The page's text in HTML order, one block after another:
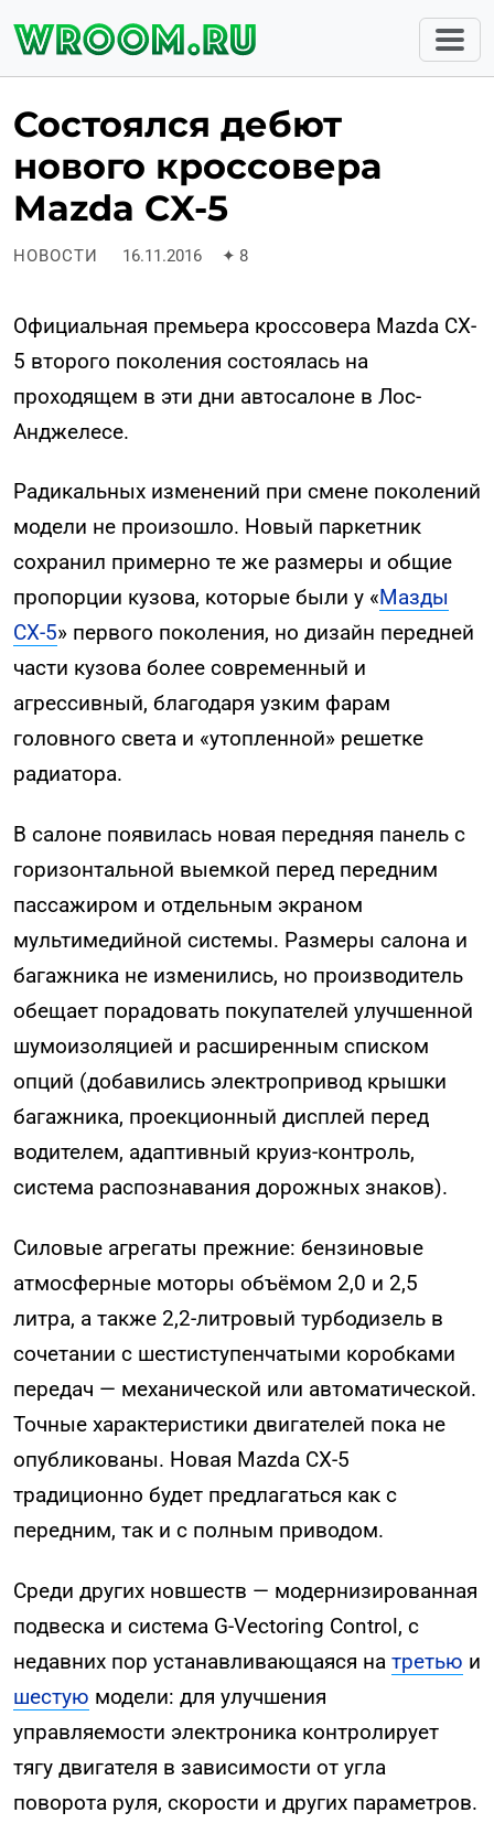
Состоялся дебют
нового кроссовера
Mazda CX-5
НОВОСТИ 16.11.2016 ✦ 8
Официальная премьера кроссовера Mazda CX-
5 второго поколения состоялась на
проходящем в эти дни автосалоне в Лос-
Анджелесе.
Радикальных изменений при смене поколений
модели не произошло. Новый паркетник
сохранил примерно те же размеры и общие
пропорции кузова, которые были у «Мазды
СХ-5» первого поколения, но дизайн передней
части кузова более современный и
агрессивный, благодаря узким фарам
головного света и «утопленной» решетке
радиатора.
В салоне появилась новая передняя панель с
горизонтальной выемкой перед передним
пассажиром и отдельным экраном
мультимедийной системы. Размеры салона и
багажника не изменились, но производитель
обещает порадовать покупателей улучшенной
шумоизоляцией и расширенным списком
опций (добавились электропривод крышки
багажника, проекционный дисплей перед
водителем, адаптивный круиз-контроль,
система распознавания дорожных знаков).
Силовые агрегаты прежние: бензиновые
атмосферные моторы объёмом 2,0 и 2,5
литра, а также 2,2-литровый турбодизель в
сочетании с шестиступенчатыми коробками
передач — механической или автоматической.
Точные характеристики двигателей пока не
опубликованы. Новая Mazda CX-5
традиционно будет предлагаться как с
передним, так и с полным приводом.
Среди других новшеств — модернизированная
подвеска и система G-Vectoring Control, с
недавних пор устанавливающаяся на третью и
шестую модели: для улучшения
управляемости электроника контролирует
тягу двигателя в зависимости от угла
поворота руля, скорости и других параметров.